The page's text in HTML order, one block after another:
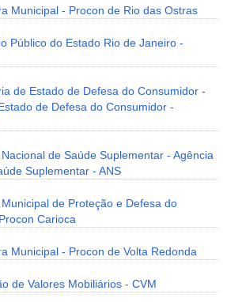
Municipal - Procon de Rio das Ostras
Público do Estado Rio de Janeiro -
de Estado de Defesa do Consumidor -
de Defesa do Consumidor -
de Saúde Suplementar - Agência
Suplementar - ANS
de Proteção e Defesa do
Carioca
Municipal - Procon de Volta Redonda
de Valores Mobiliários - CVM